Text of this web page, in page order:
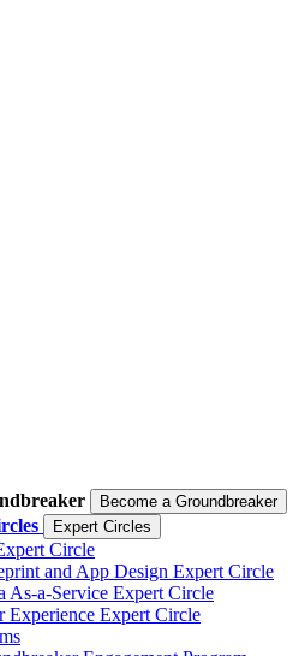
Become a Groundbreaker
Expert Circles
Circle
and App Design Expert Circle
As-a-Service Expert Circle
Experience Expert Circle